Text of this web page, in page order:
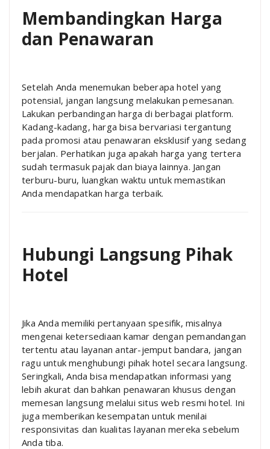
Membandingkan Harga
dan Penawaran
Setelah Anda menemukan beberapa hotel yang
potensial, jangan langsung melakukan pemesanan.
Lakukan perbandingan harga di berbagai platform.
Kadang-kadang, harga bisa bervariasi tergantung
pada promosi atau penawaran eksklusif yang sedang
berjalan. Perhatikan juga apakah harga yang tertera
sudah termasuk pajak dan biaya lainnya. Jangan
terburu-buru, luangkan waktu untuk memastikan
Anda mendapatkan harga terbaik.
Hubungi Langsung Pihak
Hotel
Jika Anda memiliki pertanyaan spesifik, misalnya
mengenai ketersediaan kamar dengan pemandangan
tertentu atau layanan antar-jemput bandara, jangan
ragu untuk menghubungi pihak hotel secara langsung.
Seringkali, Anda bisa mendapatkan informasi yang
lebih akurat dan bahkan penawaran khusus dengan
memesan langsung melalui situs web resmi hotel. Ini
juga memberikan kesempatan untuk menilai
responsivitas dan kualitas layanan mereka sebelum
Anda tiba.